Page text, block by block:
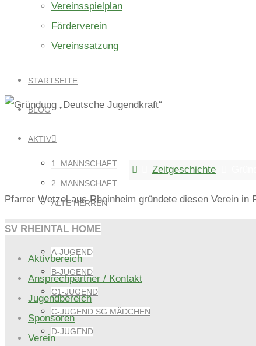
Vereinsspielplan
Förderverein
Vereinssatzung
STARTSEITE
BLOG
AKTIV
1. MANNSCHAFT
2. MANNSCHAFT
ALTE HERREN
JUGEND
A-JUGEND
B-JUGEND
C1-JUGEND
C-JUGEND SG MÄDCHEN
D-JUGEND
Home
Zeitgeschichte
Pfarrer Wetzel aus Rheinheim gründete diesen Verein in
SV RHEINTAL HOME
Aktivbereich
Ansprechpartner / Kontakt
Jugendbereich
Sponsoren
Verein